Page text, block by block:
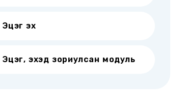
Эцэг эх
Эцэг, эхэд зориулсан модуль